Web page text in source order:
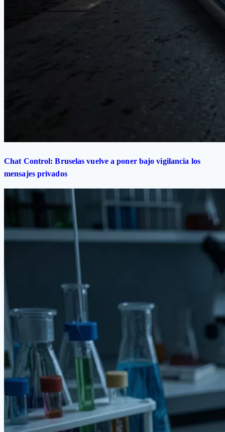
Chat Control: Bruselas vuelve a poner bajo vigilancia los
mensajes privados